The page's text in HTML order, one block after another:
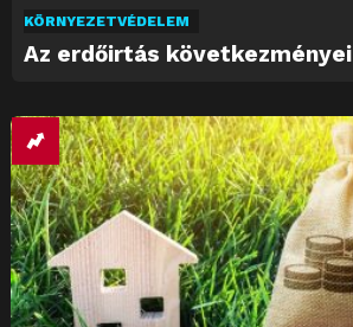
KÖRNYEZETVÉDELEM
Az erdőirtás következményei